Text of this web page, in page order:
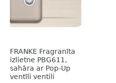
FRANKE Fragranīta
izlietne PBG611,
sahāra ar Pop-Up
ventīli ventili